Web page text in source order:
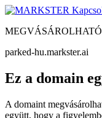
parked-hu.markster.ai
Ez a domain
A domaint
együtt, hogy a